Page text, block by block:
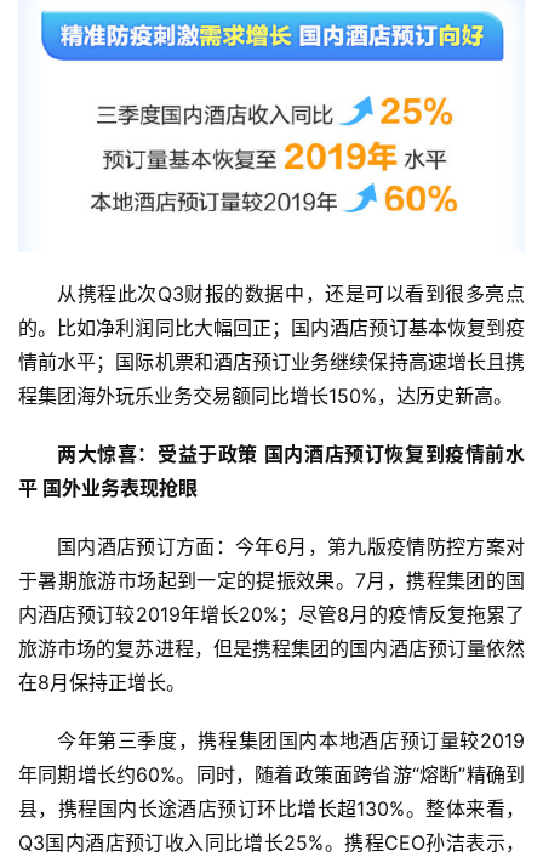
从携程此次Q3财报的数据中，还是可以看到很多亮点
的。比如净利润同比大幅回正；国内酒店预订基本恢复到疫
情前水平；国际机票和酒店预订业务继续保持高速增长且携
程集团海外玩乐业务交易额同比增长150%，达历史新高。
两大惊喜： 受益于政策 国内酒店预订恢复到疫情前水
平 国外业务表现抢眼
国内酒店预订方面：今年6月，第九版疫情防控方案对
于暑期旅游市场起到一定的提振效果。7月，携程集团的国
内酒店预订较2019年增长20%；尽管8月的疫情反复拖累了
旅游市场的复苏进程，但是携程集团的国内酒店预订量依然
在8月保持正增长。
今年第三季度，携程集团国内本地酒店预订量较2019
年同期增长约60%。同时，随着政策面跨省游“熔断”精确到
县，携程国内长途酒店预订环比增长超130%。整体来看，
Q3国内酒店预订收入同比增长25%。携程CEO孙洁表示，